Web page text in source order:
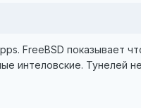
FreeBSD показывает
интеловские. Тунелей